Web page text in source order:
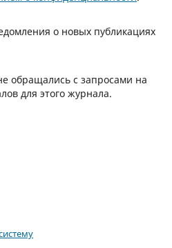
для этого журнала.